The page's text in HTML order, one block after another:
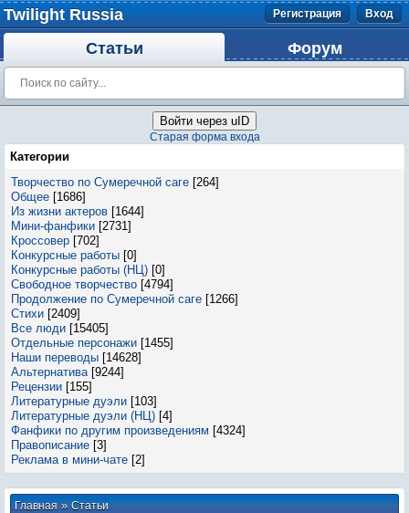
Twilight Russia Регистрация Вход
Статьи Форум
Войти через uID
Старая форма входа
Категории
Творчество по Сумеречной саге [264]
Общее [1686]
Из жизни актеров [1644]
Мини-фанфики [2731]
Кроссовер [702]
Конкурсные работы [0]
Конкурсные работы (НЦ) [0]
Свободное творчество [4794]
Продолжение по Сумеречной саге [1266]
Стихи [2409]
Все люди [15405]
Отдельные персонажи [1455]
Наши переводы [14628]
Альтернатива [9244]
Рецензии [155]
Литературные дуэли [103]
Литературные дуэли (НЦ) [4]
Фанфики по другим произведениям [4324]
Правописание [3]
Реклама в мини-чате [2]
Главная»Статьи